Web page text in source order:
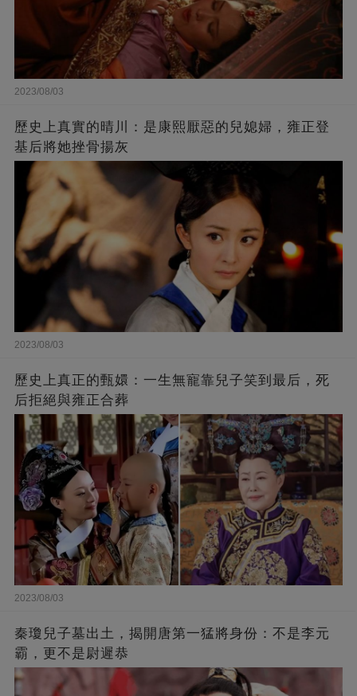
2023/08/03
歷史上真實的晴川：是康熙厭惡的兒媳婦，雍正登
基后將她挫骨揚灰
2023/08/03
歷史上真正的甄嬛：一生無寵靠兒子笑到最后，死
后拒絕與雍正合葬
2023/08/03
秦瓊兒子墓出土，揭開唐第一猛將身份：不是李元
霸，更不是尉遲恭